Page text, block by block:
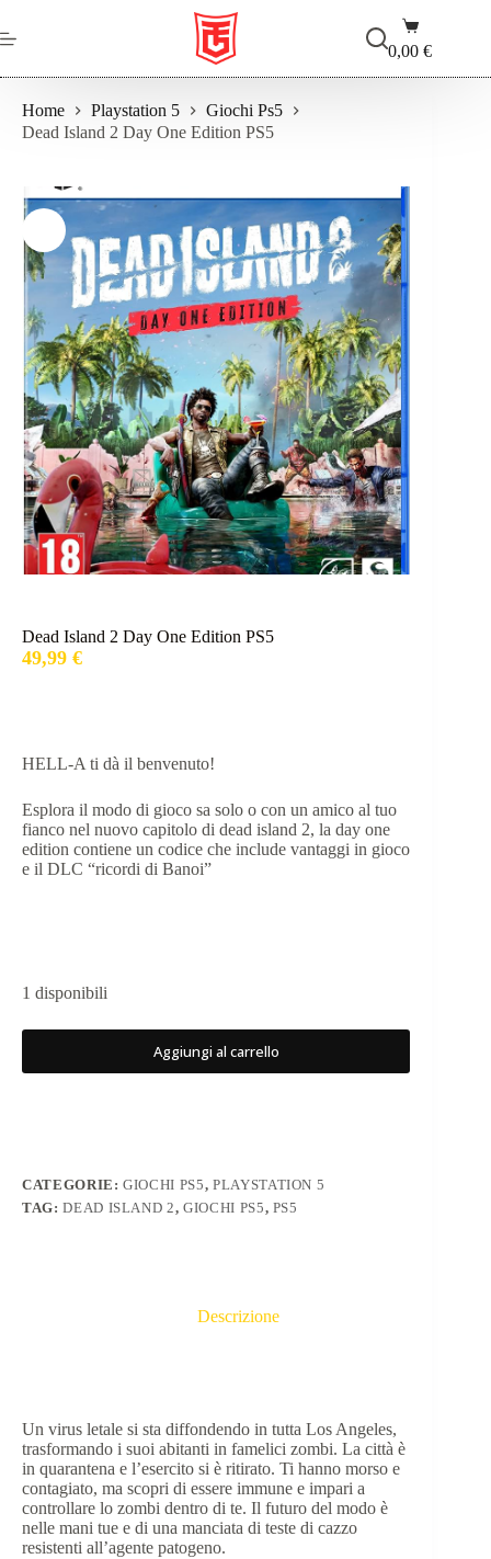
al
contenuto
Carrello
0,00€
Home Playstation 5
Giochi Ps5
Dead Island 2 Day One Edition PS5
Dead Island 2 Day One Edition PS5
49,99 €
HELL-A ti dà il benvenuto!
Esplora il modo di gioco sa solo o con un amico al tuo
fianco nel nuovo capitolo di dead island 2, la day one
edition contiene un codice che include vantaggi in gioco
e il DLC “ricordi di Banoi”
1 disponibili
Aggiungi al carrello
CATEGORIE:GIOCHI PS5, PLAYSTATION 5
TAG:DEAD ISLAND 2,GIOCHI PS5, PS5
Descrizione
Un virus letale si sta diffondendo in tutta Los Angeles,
trasformando i suoi abitanti in famelici zombi. La città è
in quarantena e l’esercito si è ritirato. Ti hanno morso e
contagiato, ma scopri di essere immune e impari a
controllare lo zombi dentro di te. Il futuro del modo è
nelle mani tue e di una manciata di teste di cazzo
resistenti all’agente patogeno.